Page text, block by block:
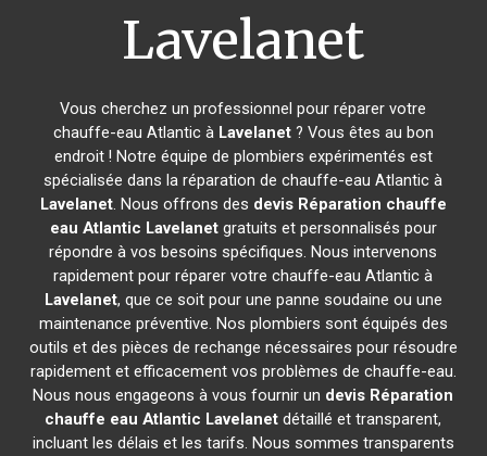
Lavelanet
Vous cherchez un professionnel pour réparer votre
chauffe-eau Atlantic à Lavelanet? Vous êtes au bon
endroit ! Notre équipe de plombiers expérimentés est
spécialisée dans la réparation de chauffe-eau Atlantic à
Lavelanet. Nous offrons des devis Réparation chauffe
eau Atlantic Lavelanetgratuits et personnalisés pour
répondre à vos besoins spécifiques. Nous intervenons
rapidement pour réparer votre chauffe-eau Atlantic à
Lavelanet, que ce soit pour une panne soudaine ou une
maintenance préventive. Nos plombiers sont équipés des
outils et des pièces de rechange nécessaires pour résoudre
rapidement et efficacement vos problèmes de chauffe-eau.
Nous nous engageons à vous fournir un devis Réparation
chauffe eau Atlantic Lavelanet détaillé et transparent,
incluant les délais et les tarifs. Nous sommes transparents